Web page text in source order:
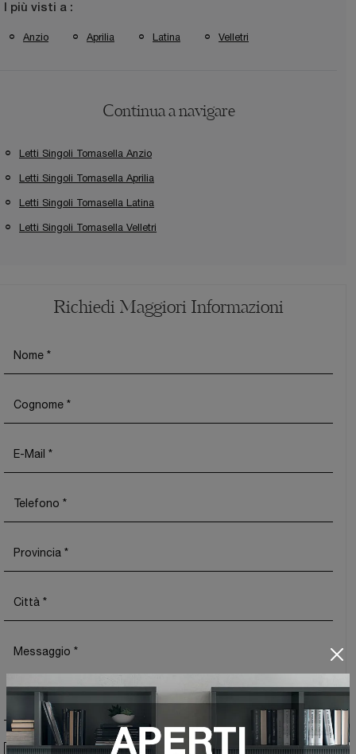
I più visti a :
Anzio Aprilia Latina Velletri
Continua a navigare
Letti Singoli Tomasella Anzio
Letti Singoli Tomasella Aprilia
Letti Singoli Tomasella Latina
Letti Singoli Tomasella Velletri
Richiedi Maggiori Informazioni
Ho preso visione dellaPrivacy Policy